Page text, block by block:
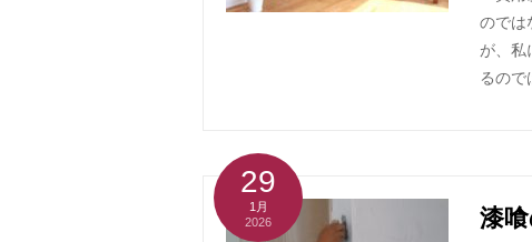
のでは
が、私
るの
29
1月
2026
漆